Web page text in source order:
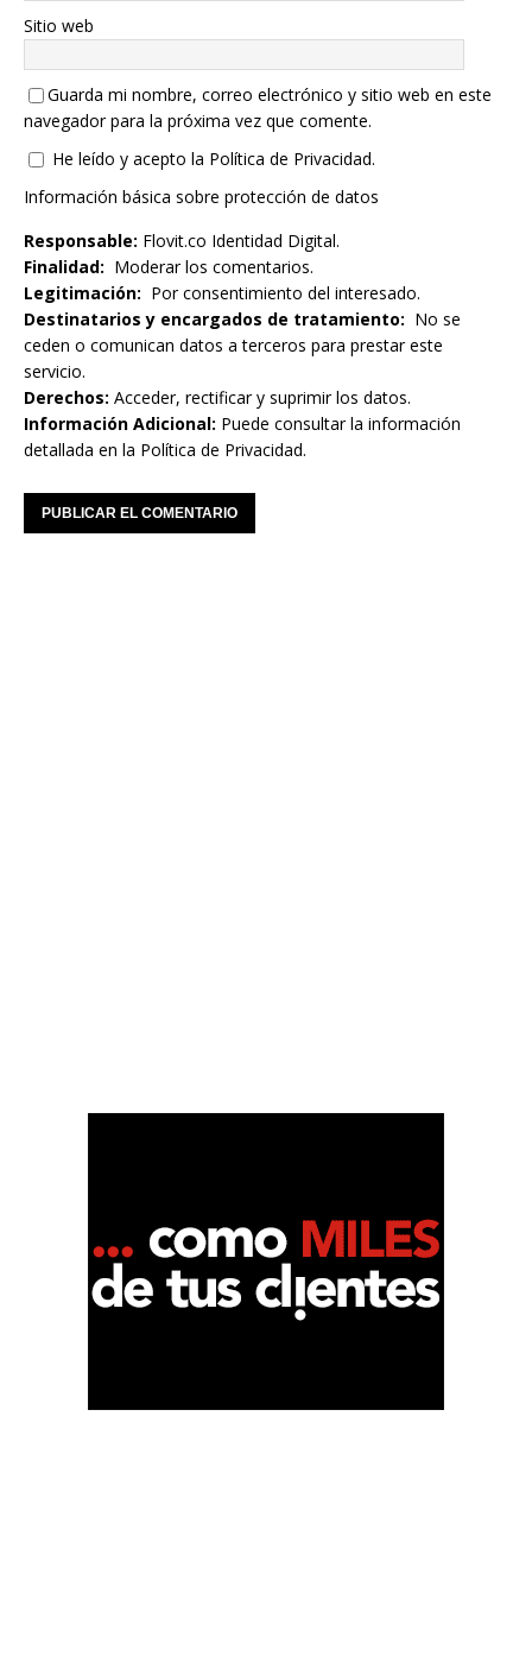
Sitio web
Guarda mi nombre, correo electrónico y sitio web en este
navegador para la próxima vez que comente.
He leído y acepto la Política de Privacidad.
Información básica sobre protección de datos
Responsable: Flovit.co Identidad Digital.
Finalidad: Moderar los comentarios.
Legitimación: Por consentimiento del interesado.
Destinatarios y encargados de tratamiento: No se
ceden o comunican datos a terceros para prestar este
servicio.
Derechos: Acceder, rectificar y suprimir los datos.
Información Adicional: Puede consultar la información
detallada en la Política de Privacidad.